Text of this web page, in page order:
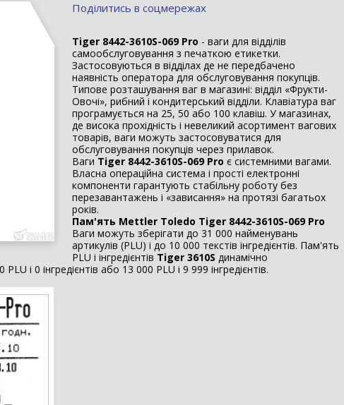
Поділитись в соцмережах
Tiger 8442-3610S-069 Pro - ваги для відділів
самообслуговування з печаткою етикетки.
Застосовуються в відділах де не передбачено
наявність оператора для обслуговування покупців.
Типове розташування ваг в магазині: відділ «Фрукти-
Овочі», рибний і кондитерський відділи. Клавіатура ваг
програмується на 25, 50 або 100 клавіш. У магазинах,
де висока прохідність і невеликий асортимент вагових
товарів, ваги можуть застосовуватися для
обслуговування покупців через прилавок.
Ваги Tiger 8442-3610S-069 Pro є системними вагами.
Власна операційна система і прості електронні
компоненти гарантують стабільну роботу без
перезавантажень і «зависання» на протязі багатьох
років.
Пам'ять Mettler Toledo Tiger 8442-3610S-069 Pro
Ваги можуть зберігати до 31 000 найменувань
артикулів (PLU) і до 10 000 текстів інгредієнтів. Пам'ять
PLU і інгредієнтів Tiger 3610S динамічно
і 0 інгредієнтів або 13 000 PLU і 9 999 інгредієнтів.